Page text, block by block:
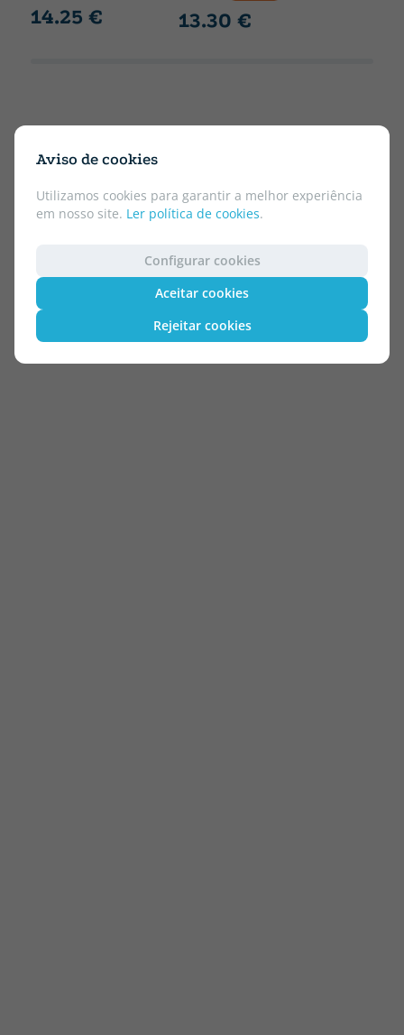
Aviso de cookies
Utilizamos cookies para garantir a melhor experiência
em nosso site. Ler política de cookies.
Configurar cookies
Aceitar cookies
Rejeitar cookies
14.25 € 13.30 €